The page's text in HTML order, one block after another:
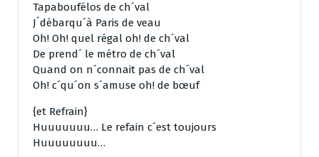
Tapaboufélos de ch´val
J´débarqu´à Paris de veau
Oh! Oh! quel régal oh! de ch´val
De prend´ le métro de ch´val
Quand on n´connait pas de ch´val
Oh! c´qu´on s´amuse oh! de bœuf
{et Refrain}
Huuuuuuu… Le refain c´est toujours
Huuuuuuuu…